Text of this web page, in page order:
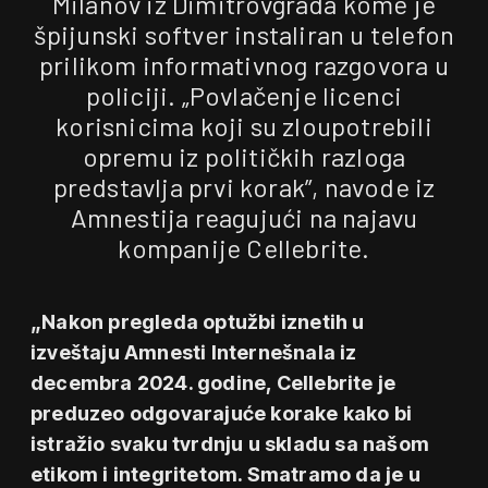
špijunski softver instaliran u telefon
prilikom informativnog razgovora u
policiji. „Povlačenje licenci
korisnicima koji su zloupotrebili
opremu iz političkih razloga
predstavlja prvi korak”, navode iz
Amnestija reagujući na najavu
kompanije Cellebrite.
„Nakon pregleda optužbi iznetih u
izveštaju Amnesti Internešnala iz
decembra 2024. godine, Cellebrite je
preduzeo odgovarajuće korake kako bi
istražio svaku tvrdnju u skladu sa našom
etikom i integritetom. Smatramo da je u